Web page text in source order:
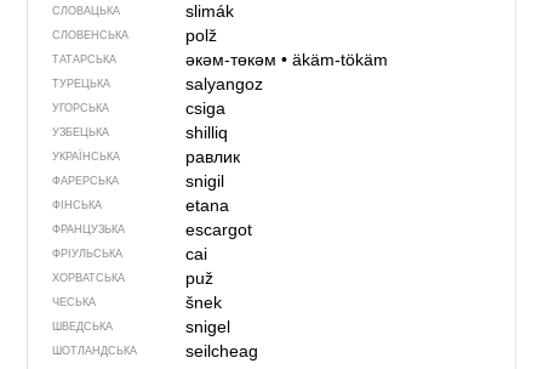
СЛОВАЦЬКА slimák
СЛОВЕНСЬКА polž
ТАТАРСЬКА әкәм-төкәм• äkäm-tökäm
ТУРЕЦЬКА salyangoz
УГОРСЬКА csiga
УЗБЕЦЬКА shilliq
УКРАЇНСЬКА равлик
ФАРЕРСЬКА snigil
ФІНСЬКА etana
ФРАНЦУЗЬКА escargot
ФРІУЛЬСЬКА cai
ХОРВАТСЬКА puž
ЧЕСЬКА šnek
ШВЕДСЬКА snigel
ШОТЛАНДСЬКА seilcheag